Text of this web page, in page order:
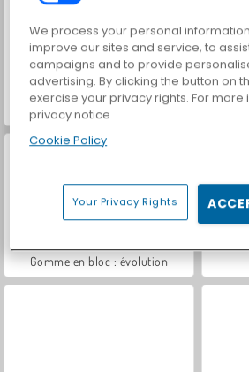
Butterfly Kyodai 2
Gomme en bloc : évolution
We process your personal
improve our sites and service, to
campaigns and to provide
advertising. By clicking the button on
exercise your privacy rights. For
privacy notice
Cookie Policy
Your Privacy Rights